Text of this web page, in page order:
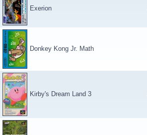
Exerion
Donkey Kong Jr. Math
Kirby's Dream Land 3